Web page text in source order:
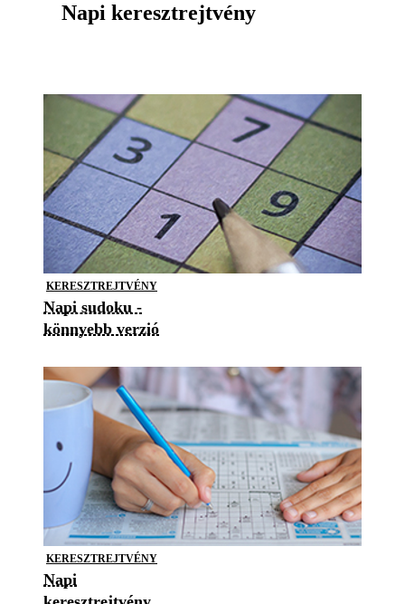
Napi keresztrejtvény
KERESZTREJTVÉNY
Napi sudoku -
könnyebb verzió
KERESZTREJTVÉNY
Napi